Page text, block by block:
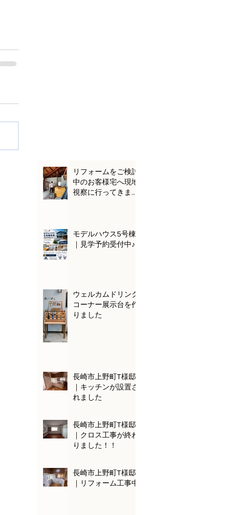
リフォームをご検討
中のお客様宅へ現地
視察に行ってきまし
モデルハウス5号棟
｜見学予約受付中♪
ウェルカムドリンク
コーナー展示台を作
りました
長崎市上野町T様邸
｜キッチンが設置さ
れました
長崎市上野町T様邸
｜クロス工事が終わ
りました！！
長崎市上野町T様邸
｜リフォーム工事中